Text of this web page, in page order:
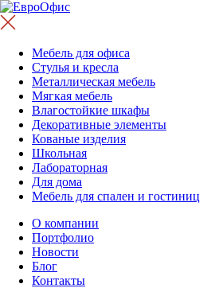
Мебель для офиса
Стулья и кресла
Металлическая мебель
Мягкая мебель
Влагостойкие шкафы
Декоративные элементы
Кованые изделия
Школьная
Лабораторная
Для дома
Мебель для спален и гостиниц
О компании
Портфолио
Новости
Блог
Контакты